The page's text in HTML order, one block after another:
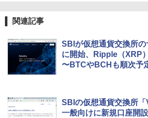
関連記事
SBIが仮想通貨交換所
に開始、Ripple（XRP
〜BTCやBCHも順次予
SBIの仮想通貨交換所
一般向けに新規口座開